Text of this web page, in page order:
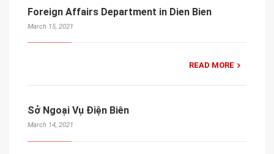
Foreign Affairs Department in Dien Bien
March 15, 2021
READ MORE
Sở Ngoại Vụ Điện Biên
March 14, 2021